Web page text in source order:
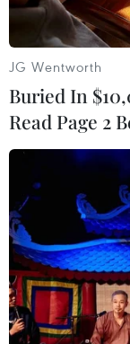
Nga bắt đầu
thế hệ mới
02/07/2015 23:08
Tàu được thiết
nhau tại các đại
JG Wentworth
Buried In
Read Page 2